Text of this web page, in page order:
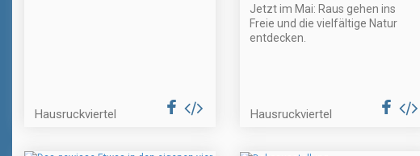
Hausruckviertel
Jetzt im Mai: Raus gehen ins
Freie und die vielfältige Natur
entdecken.
Hausruckviertel